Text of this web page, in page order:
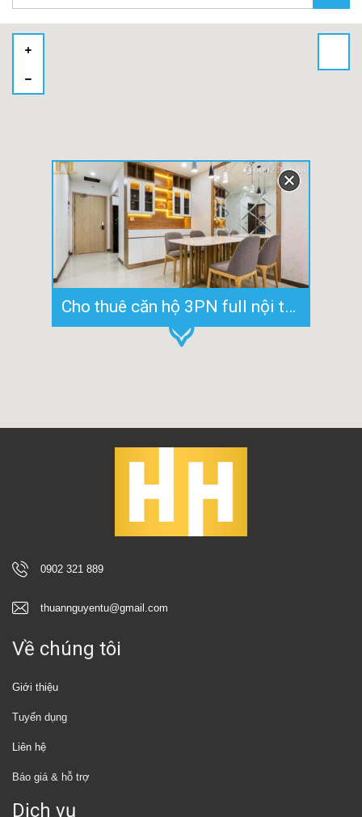
Cho thuê căn hộ 3PN full nội thất tòa Iris 3 tầng cao Hà Đô Centrosa
0902 321 889
thuannguyentu@gmail.com
Về chúng tôi
Giới thiệu
Tuyển dụng
Liên hệ
Báo giá & hỗ trợ
Dịch vụ